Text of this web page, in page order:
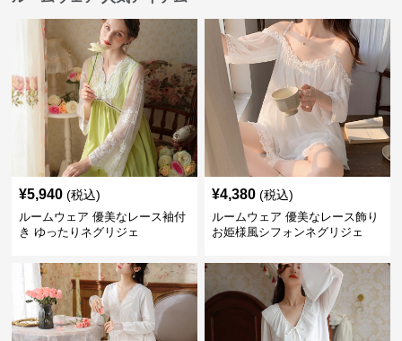
¥5,940 (税込)
ルームウェア 優美なレース袖付
き ゆったりネグリジェ
¥4,380 (税込)
ルームウェア 優美なレース飾り
お姫様風シフォンネグリジェ